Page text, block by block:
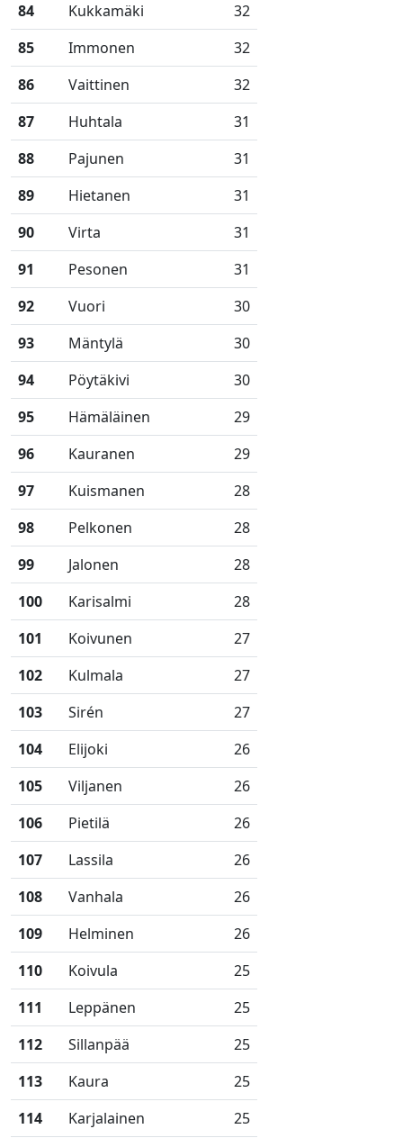
84
Kukkamäki
32
85
Immonen
32
86
Vaittinen
32
87
Huhtala
31
88
Pajunen
31
89
Hietanen
31
90
Virta
31
91
Pesonen
31
92
Vuori
30
93
Mäntylä
30
94
Pöytäkivi
30
95
Hämäläinen
29
96
Kauranen
29
97
Kuismanen
28
98
Pelkonen
28
99
Jalonen
28
100
Karisalmi
28
101
Koivunen
27
102
Kulmala
27
103
Sirén
27
104
Elijoki
26
105
Viljanen
26
106
Pietilä
26
107
Lassila
26
108
Vanhala
26
109
Helminen
26
110
Koivula
25
111
Leppänen
25
112
Sillanpää
25
113
Kaura
25
114
Karjalainen
25